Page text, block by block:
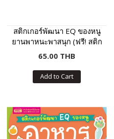
สติกเกอร์พัฒนา EQ ของหนู
ยานพาหนะพาสนุก (ฟรี! สติก
เกอร์กว่า 100 ชิ้น ในเล่ม)
65.00 THB
Add to Cart